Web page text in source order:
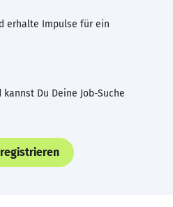
erhalte Impulse für ein
Du Deine Job-Suche